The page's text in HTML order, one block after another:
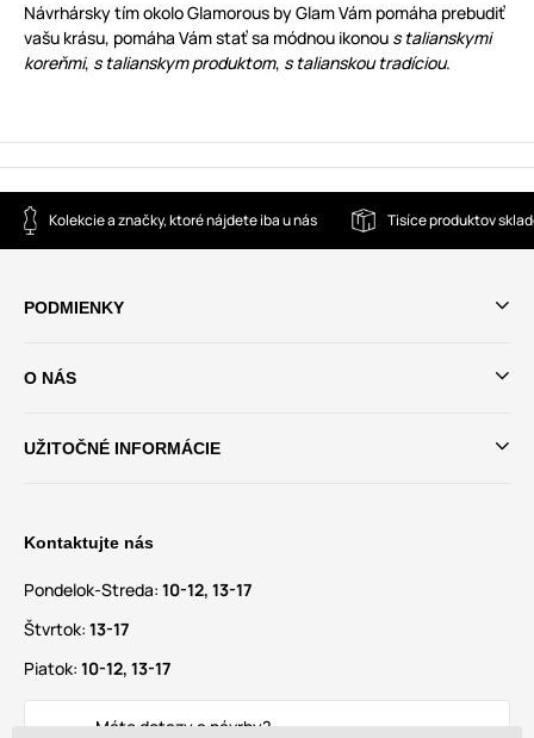
Návrhársky tím okolo Glamorous by Glam Vám pomáha prebudiť
vašu krásu, pomáha Vám stať sa módnou ikonou s talianskymi
koreňmi, s talianskym produktom, s talianskou tradíciou.
Kolekcie a značky, ktoré nájdete iba u nás Tisíce produktov
PODMIENKY
O NÁS
UŽITOČNÉ INFORMÁCIE
Kontaktujte nás
Pondelok-Streda: 10-12, 13-17
Štvrtok: 13-17
Piatok: 10-12, 13-17
Máte dotazy a návrhy?